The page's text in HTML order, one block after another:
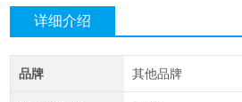
详细介绍
品牌 其他品牌